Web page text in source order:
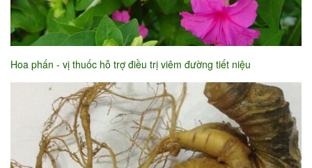
Hoa phấn - vị thuốc hỗ trợ điều trị viêm đường tiết niệu